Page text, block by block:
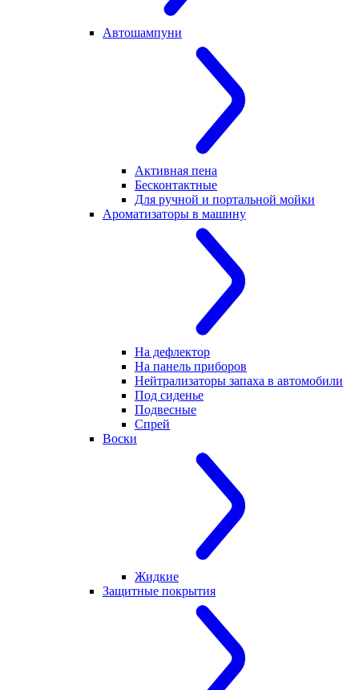
Автошампуни
Активная пена
Бесконтактные
Для ручной и портальной мойки
Ароматизаторы в машину
На дефлектор
На панель приборов
Нейтрализаторы запаха в автомобили
Под сиденье
Подвесные
Спрей
Воски
Жидкие
Защитные покрытия